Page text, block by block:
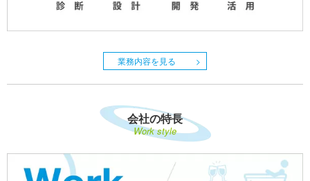
業務内容を見る
会社の特長
Work style